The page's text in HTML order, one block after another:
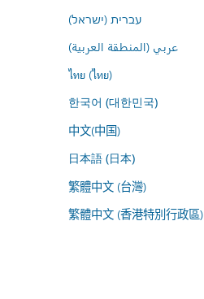
עברית (ישראל)
عربي (المنطقة العربية)
ไทย (ไทย)
한국어 (대한민국)
中文(中国)
日本語 (日本)
繁體中文 (台灣)
繁體中文 (香港特別行政區)